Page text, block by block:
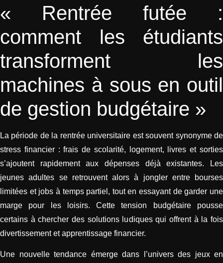
« Rentrée futée :
comment les étudiants
transforment les
machines à sous en outil
de gestion budgétaire »
La période de la rentrée universitaire est souvent synonyme de
stress financier : frais de scolarité, logement, livres et sorties
s’ajoutent rapidement aux dépenses déjà existantes. Les
jeunes adultes se retrouvent alors à jongler entre bourses
limitées et jobs à temps partiel, tout en essayant de garder une
marge pour les loisirs. Cette tension budgétaire pousse
certains à chercher des solutions ludiques qui offrent à la fois
divertissement et apprentissage financier.
Une nouvelle tendance émerge dans l’univers des jeux en